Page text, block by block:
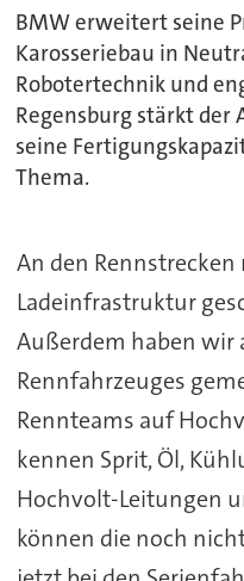
BMW erweitert seine
Karosseriebau in
Robotertechnik und
Regensburg stärkt
seine
Thema.
An den
Ladeinfrastruktur
Außerdem haben wir
Rennfahrzeuges
Rennteams auf
kennen Sprit, Öl,
Hochvolt-Leitungen
können die noch